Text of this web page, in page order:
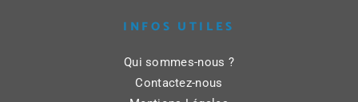
INFOS UTILES
Qui sommes-nous ?
Contactez-nous